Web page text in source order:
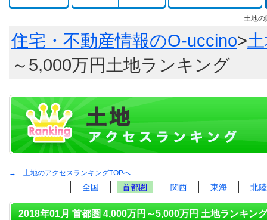
土地
住宅・不動産情報のO-uccino>
～5,000万円土地ランキング
→ 土地のアクセスランキングTOPへ
全国 首都圏 関西 東海 北
2018年01月 首都圏 4,000万円～5,000万円 土地ランキン